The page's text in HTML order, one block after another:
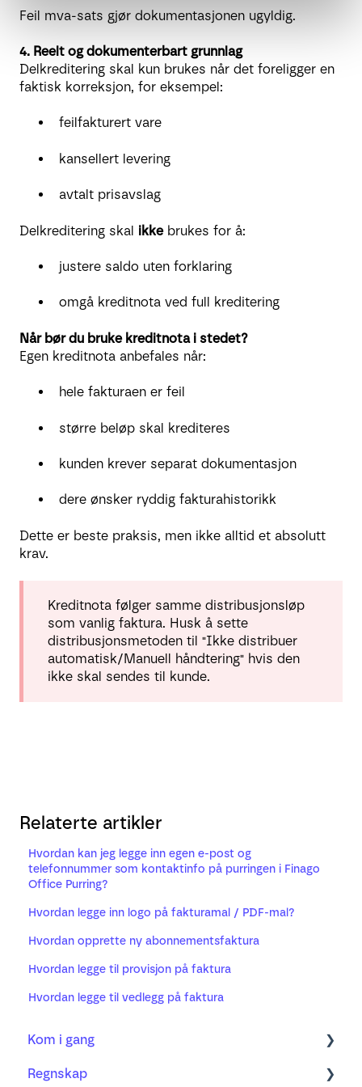
Feil mva-sats gjør dokumentasjonen ugyldig.
4. Reelt og dokumenterbart grunnlag
Delkreditering skal kun brukes når det foreligger en
faktisk korreksjon, for eksempel:
feilfakturert vare
kansellert levering
avtalt prisavslag
Delkreditering skal ikkebrukes for å:
justere saldo uten forklaring
omgå kreditnota ved full kreditering
Når bør du bruke kreditnota i stedet?
Egen kreditnota anbefales når:
hele fakturaen er feil
større beløp skal krediteres
kunden krever separat dokumentasjon
dere ønsker ryddig fakturahistorikk
Dette er beste praksis, men ikke alltid et absolutt
krav.
Kreditnota følger samme distribusjonsløp
som vanlig faktura. Husk å sette
distribusjonsmetoden til "Ikke distribuer
automatisk/Manuell håndtering" hvis den
ikke skal sendes til kunde.
Relaterte artikler
Hvordan kan jeg legge inn egen e-post og
telefonnummer som kontaktinfo på purringen i Finago
Office Purring?
Hvordan legge inn logo på fakturamal / PDF-mal?
Hvordan opprette ny abonnementsfaktura
Hvordan legge til provisjon på faktura
Hvordan legge til vedlegg på faktura
Kom i gang
Regnskap
Regnskap